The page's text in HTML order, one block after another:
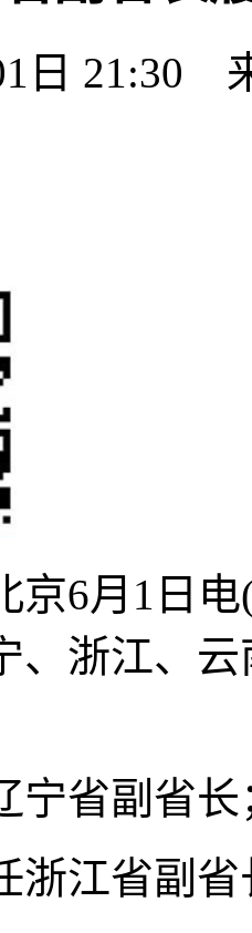
日 21:30
京6月1日
、浙江、
省副省长
江省副省